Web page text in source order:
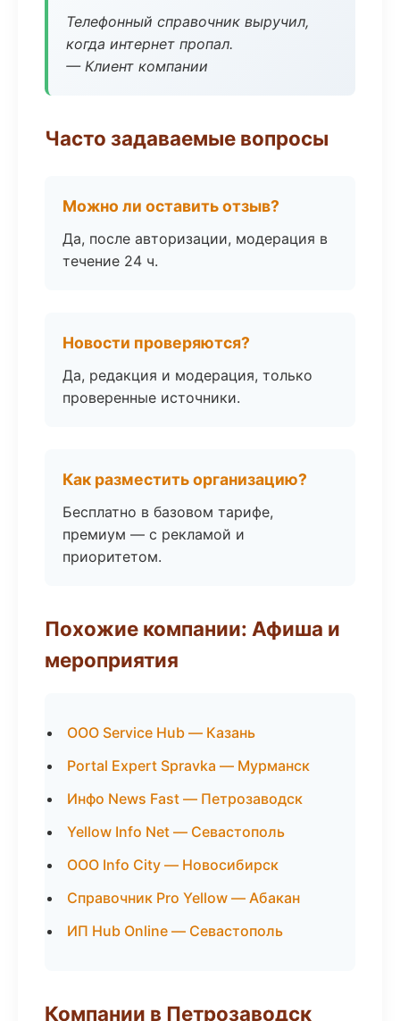
Телефонный справочник выручил,
когда интернет пропал.
— Клиент компании
Часто задаваемые вопросы
Можно ли оставить отзыв?
Да, после авторизации, модерация в
течение 24 ч.
Новости проверяются?
Да, редакция и модерация, только
проверенные источники.
Как разместить организацию?
Бесплатно в базовом тарифе,
премиум — с рекламой и
приоритетом.
Похожие компании: Афиша и
мероприятия
ООО Service Hub — Казань
Portal Expert Spravka — Мурманск
Инфо News Fast — Петрозаводск
Yellow Info Net — Севастополь
ООО Info City — Новосибирск
Справочник Pro Yellow — Абакан
ИП Hub Online — Севастополь
Компании в Петрозаводск